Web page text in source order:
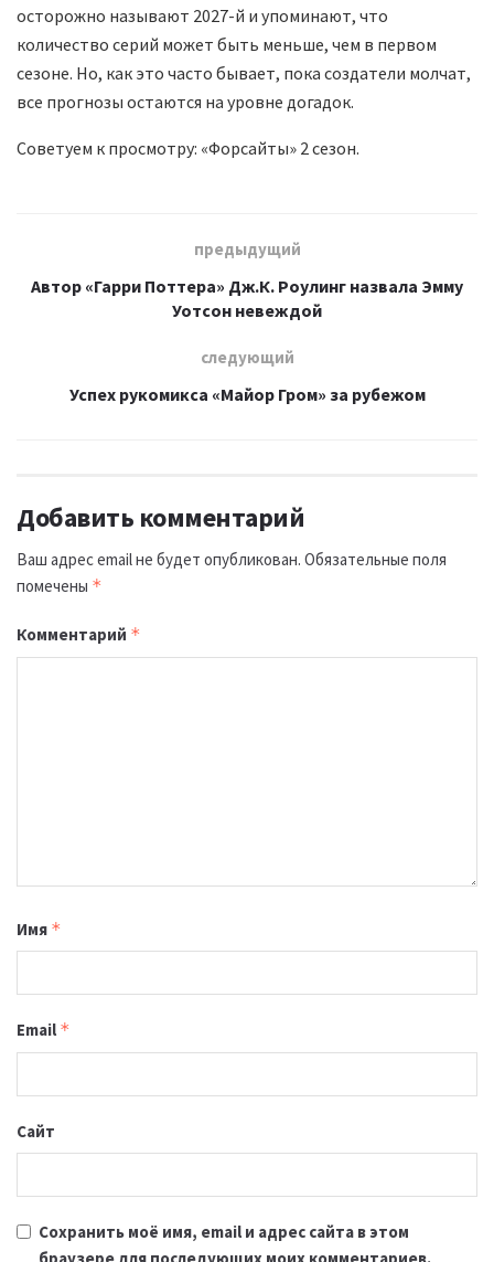
осторожно называют 2027-й и упоминают, что
количество серий может быть меньше, чем в первом
сезоне. Но, как это часто бывает, пока создатели молчат,
все прогнозы остаются на уровне догадок.
Советуем к просмотру: «Форсайты» 2 сезон.
предыдущий
Автор «Гарри Поттера» Дж.К. Роулинг назвала Эмму
Уотсон невеждой
следующий
Успех рукомикса «Майор Гром» за рубежом
Добавить комментарий
Ваш адрес email не будет опубликован. Обязательные поля
помечены *
Комментарий *
Имя *
Email *
Сайт
Сохранить моё имя, email и адрес сайта в этом